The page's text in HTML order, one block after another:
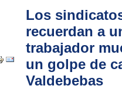
Los
recuerdan a
trabajador
un golpe de
Valdebebas